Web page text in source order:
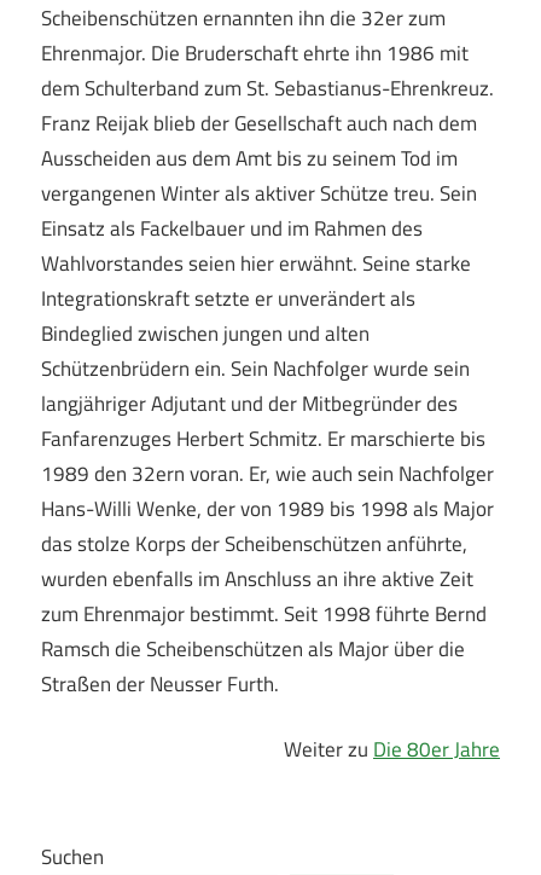
Scheibenschützen ernannten ihn die 32er zum
Ehrenmajor. Die Bruderschaft ehrte ihn 1986 mit
dem Schulterband zum St. Sebastianus-Ehrenkreuz.
Franz Reijak blieb der Gesellschaft auch nach dem
Ausscheiden aus dem Amt bis zu seinem Tod im
vergangenen Winter als aktiver Schütze treu. Sein
Einsatz als Fackelbauer und im Rahmen des
Wahlvorstandes seien hier erwähnt. Seine starke
Integrationskraft setzte er unverändert als
Bindeglied zwischen jungen und alten
Schützenbrüdern ein. Sein Nachfolger wurde sein
langjähriger Adjutant und der Mitbegründer des
Fanfarenzuges Herbert Schmitz. Er marschierte bis
1989 den 32ern voran. Er, wie auch sein Nachfolger
Hans-Willi Wenke, der von 1989 bis 1998 als Major
das stolze Korps der Scheibenschützen anführte,
wurden ebenfalls im Anschluss an ihre aktive Zeit
zum Ehrenmajor bestimmt. Seit 1998 führte Bernd
Ramsch die Scheibenschützen als Major über die
Straßen der Neusser Furth.
Weiter zu Die 80er Jahre
Suchen